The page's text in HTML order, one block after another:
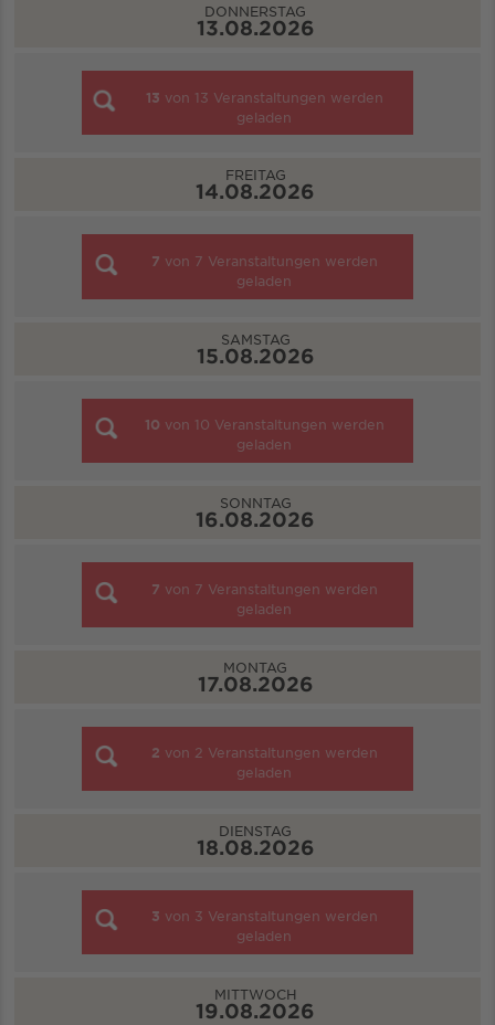
DONNERSTAG
13.08.2026
13 von 13 Veranstaltungen werden
geladen
FREITAG
14.08.2026
7 von 7 Veranstaltungen werden
geladen
SAMSTAG
15.08.2026
10 von 10 Veranstaltungen werden
geladen
SONNTAG
16.08.2026
7 von 7 Veranstaltungen werden
geladen
MONTAG
17.08.2026
2 von 2 Veranstaltungen werden
geladen
DIENSTAG
18.08.2026
3 von 3 Veranstaltungen werden
geladen
MITTWOCH
19.08.2026